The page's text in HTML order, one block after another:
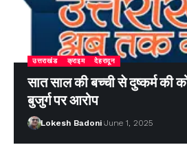
उत्तराखंड क्राइम देहरादून
सात साल की बच्ची से दुष्कर्म की
बुजुर्ग पर आरोप
Lokesh Badoni June 1, 2025